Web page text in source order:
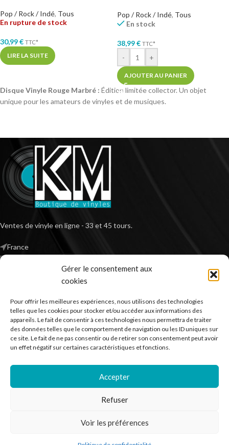
Gérer le consentement aux
cookies
Pour offrir les meilleures expériences, nous utilisons des technologies
telles que les cookies pour stocker et/ou accéder aux informations des
appareils. Le fait de consentir à ces technologies nous permettra de traiter
des données telles que le comportement de navigation ou les ID uniques sur
ce site. Le fait de ne pas consentir ou de retirer son consentement peut avoir
un effet négatif sur certaines caractéristiques et fonctions.
Accepter
Refuser
Voir les préférences
Pop / Rock / Indé, Tous
En rupture de stock
30,99€ TTC*
LIRE LA SUITE
Pop / Rock / Indé, Tous
En stock
38,99€ TTC*
- +
AJOUTER AU PANIER
Disque Vinyle Rouge Marbré : Édition limitée collector. Un objet
unique pour les amateurs de vinyles et de musiques.
Ventes de vinyle en ligne - 33 et 45 tours.
France
*TVA non applicable – article 293 B du CGI
RECHERCHER DES PRODUITS
NOS SERVICES
BESOIN D’AIDE ?
Kilm Music2023